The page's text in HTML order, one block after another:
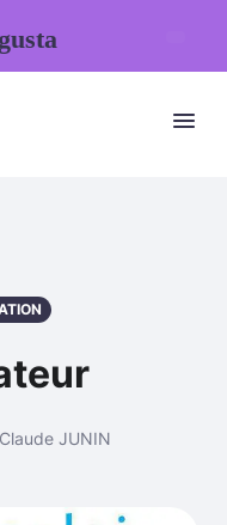
JUNIN